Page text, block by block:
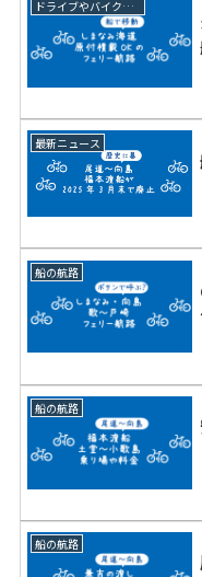
ドライブやバイクツーリング
最新ニュース
船の航路
船の航路
船の航路